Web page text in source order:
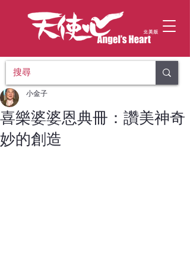
喜樂婆婆恩典冊：讚美神奇
妙的創造
小金子